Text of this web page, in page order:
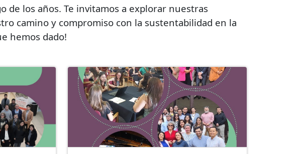
de los años. Te invitamos a explorar nuestras
camino y compromiso con la sustentabilidad en la
hemos dado!